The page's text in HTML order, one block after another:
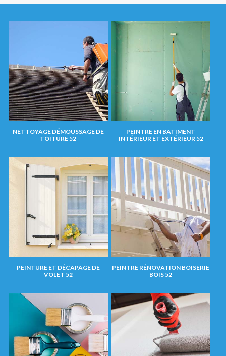
NETTOYAGE DÉMOUSSAGE DE
TOITURE 52
PEINTRE EN BÂTIMENT
INTÉRIEUR ET EXTÉRIEUR 52
PEINTURE ET DÉCAPAGE DE
VOLET 52
PEINTRE RÉNOVATION BOISERIE
BOIS 52